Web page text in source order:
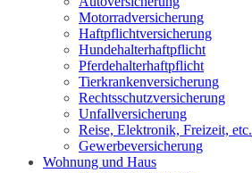
Motorradversicherung
Haftpflichtversicherung
Hundehalterhaftpflicht
Pferdehalterhaftpflicht
Tierkrankenversicherung
Rechtsschutzversicherung
Unfallversicherung
Reise, Elektronik, Freizeit, etc.
Gewerbeversicherung
Wohnung und Haus